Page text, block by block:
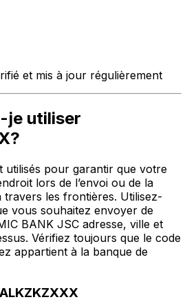
et mis à jour régulièrement
je utiliser
utilisés pour garantir que votre
lors de l’envoi ou de la
travers les frontières. Utilisez-
vous souhaitez envoyer de
BANK JSC adresse, ville et
Vérifiez toujours que le code
appartient à la banque de